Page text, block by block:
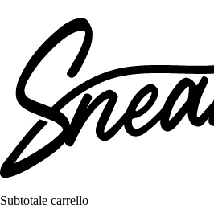
Subtotale carrello